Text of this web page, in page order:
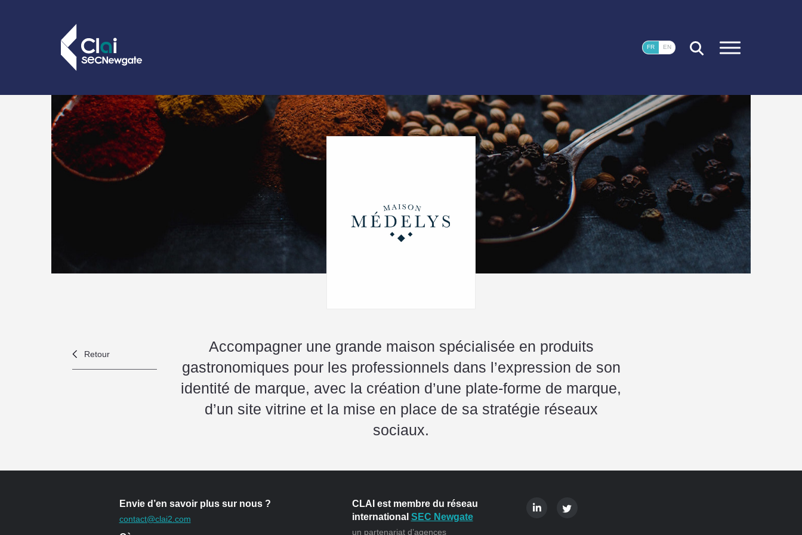
FR EN
Retour
Accompagner une grande maison spécialisée en produits
gastronomiques pour les professionnels dans l’expression de son
identité de marque, avec la création d’une plate-forme de marque,
d’un site vitrine et la mise en place de sa stratégie réseaux
sociaux.
Envie d’en savoir plus sur nous ?
contact@clai2.com
CLAI est membre du réseau
international SEC Newgate
un partenariat d’agences